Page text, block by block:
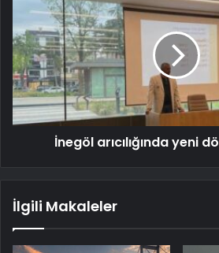
İnegöl arıcılığında yeni
İlgili Makaleler